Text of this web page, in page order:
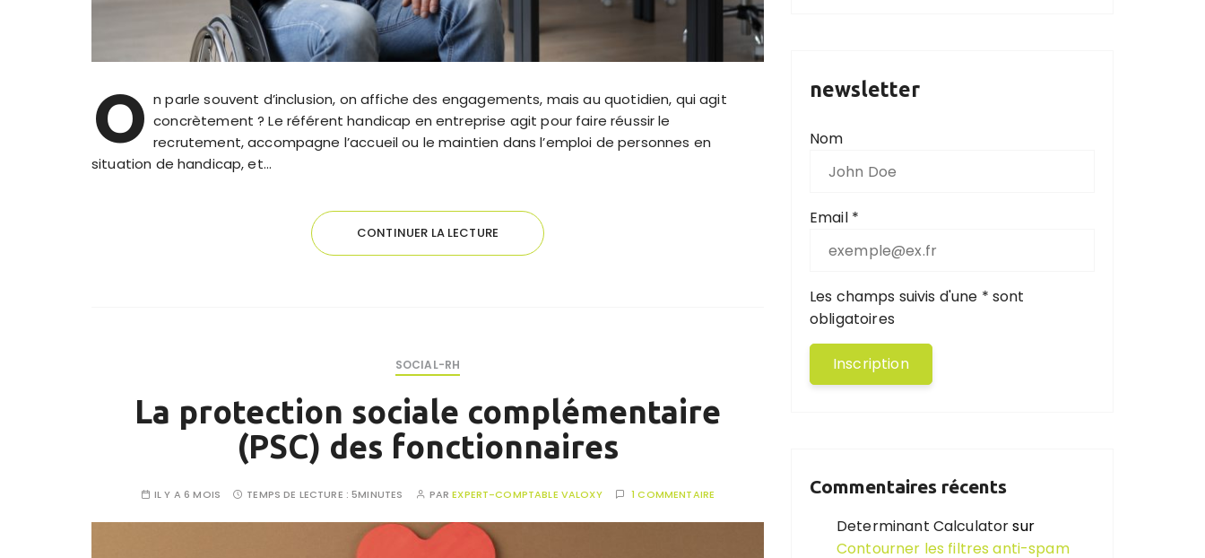
O n parle souvent d’inclusion, on affiche des engagements, mais au quotidien, qui agit
concrètement ? Le référent handicap en entreprise agit pour faire réussir le
recrutement, accompagne l’accueil ou le maintien dans l’emploi de personnes en
situation de handicap, et…
CONTINUER LA LECTURE
SOCIAL-RH
La protection sociale complémentaire
(PSC) des fonctionnaires
IL Y A 6 MOIS TEMPS DE LECTURE :5MINUTES PAREXPERT-COMPTABLE VALOXY 1 COMMENTAIRE
newsletter
Nom
Email *
Les champs suivis d'une * sont
obligatoires
Commentaires récents
Determinant Calculatorsur
Contourner les filtres anti-spam